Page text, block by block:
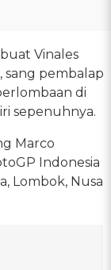
Vinales
sang pembalap
di
sepenuhnya.
Marco
Indonesia
Lombok, Nusa